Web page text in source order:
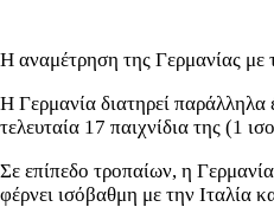
Η αναμέτρηση της Γερμανίας με
Η Γερμανία διατηρεί
τελευταία 17 παιχνίδια της (1
Σε επίπεδο τροπαίων, η
φέρνει ισόβαθμη με την Ιταλία